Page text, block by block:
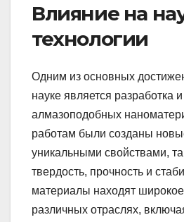
Влияние на
технологии
Одним из основных
науке является разработка
алмазоподобных
работам были созданы
уникальными свойствами,
твердость, прочность и
материалы находят
различных отраслях,